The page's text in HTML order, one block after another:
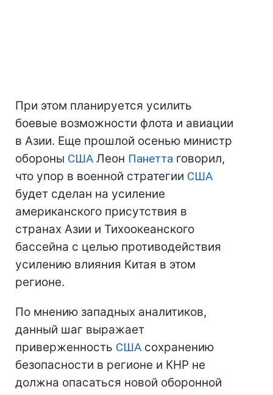
При этом планируется усилить
боевые возможности флота и авиации
в Азии. Еще прошлой осенью министр
обороны США Леон Панетта говорил,
что упор в военной стратегии США
будет сделан на усиление
американского присутствия в
странах Азии и Тихоокеанского
бассейна с целью противодействия
усилению влияния Китая в этом
регионе.
По мнению западных аналитиков,
данный шаг выражает
приверженность США сохранению
безопасности в регионе и КНР не
должна опасаться новой оборонной